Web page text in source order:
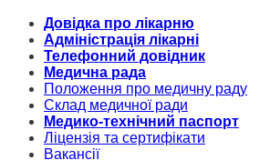
Довідка про лікарню
Адміністрація лікарні
Телефонний довідник
Медична рада
Положення про медичну раду
Склад медичної ради
Медико-технічний паспорт
Ліцензія та сертифікати
Вакансії